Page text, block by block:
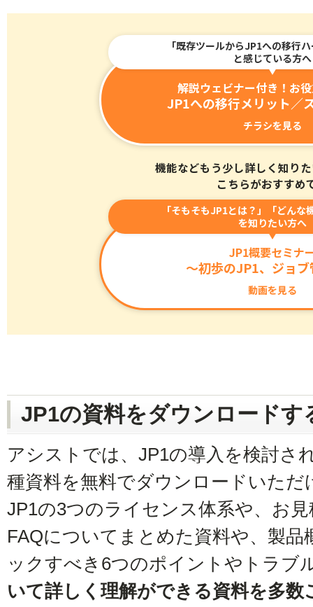
「既存ツールからJP1への移行
と感じている方へ
解説ウェビナー付き！お
JP1への移行メリット／
チラシを見る
機能などもう少し詳しく知り
こちらがおすすめ
「そもそもJP1とは？」「どんな
を知りたい方へ
JP1概要セミナ
～初歩のJP1、ジョ
動画を見る
JP1の資料をダウンロードす
アシストでは、JP1の導入を検討さ
種資料を無料でダウンロードいただ
JP1の3つのライセンス体系や、お
FAQについてまとめた資料や、製品
ックすべき6つのポイントやトラブ
いて詳しく理解ができる資料を多数